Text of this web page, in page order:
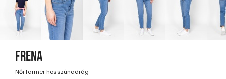
FRENA
Női farmer hosszúnadrág